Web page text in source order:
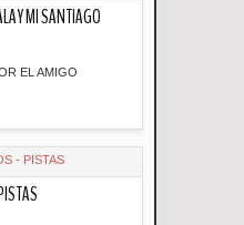
MI SANTIAGO
EL AMIGO